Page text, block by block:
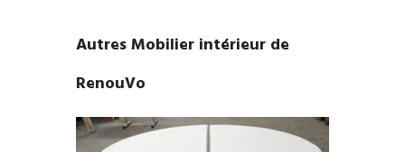
Autres Mobilier intérieur de
RenouVo